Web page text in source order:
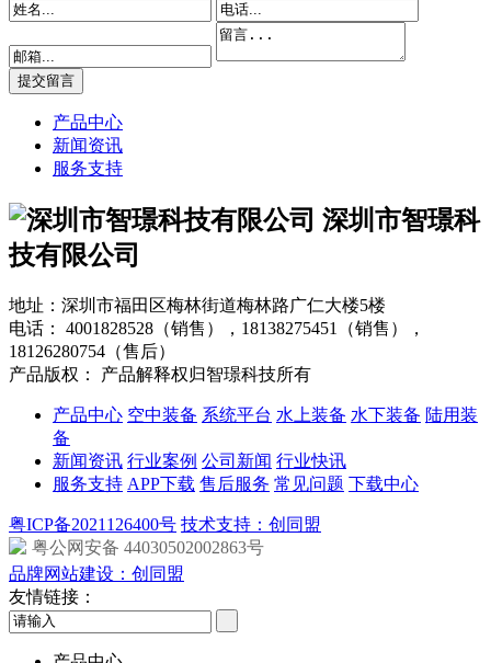
产品中心
新闻资讯
服务支持
深圳市智璟科
技有限公司
地址：深圳市福田区梅林街道梅林路广仁大楼5楼
电话： 4001828528（销售），18138275451（销售），
18126280754（售后）
产品版权： 产品解释权归智璟科技所有
产品中心 空中装备 系统平台 水上装备 水下装备 陆用装
备
新闻资讯 行业案例 公司新闻 行业快讯
服务支持 APP下载 售后服务 常见问题 下载中心
粤ICP备2021126400号 技术支持：创同盟
粤公网安备 44030502002863号
品牌网站建设：创同盟
友情链接：